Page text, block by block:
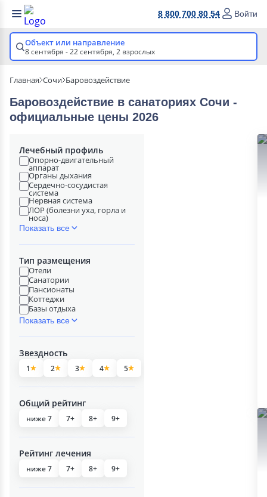
8 800 700 80 54 Войти
Объект или направление
8 сентября - 22 сентября, 2 взрослых
Главная Сочи Баровоздействие
Баровоздействие в cанаториях Сочи -
официальные цены 2026
Лечебный профиль
Опорно-двигательный
аппарат
Органы дыхания
Сердечно-сосудистая
система
Нервная система
ЛОР (болезни уха, горла и
носа)
Показать все
Тип размещения
Отели
Санатории
Пансионаты
Коттеджи
Базы отдыха
Показать все
Звездность
1 2 3 4 5
Общий рейтинг
ниже 7 7+ 8+ 9+
Рейтинг лечения
ниже 7 7+ 8+ 9+